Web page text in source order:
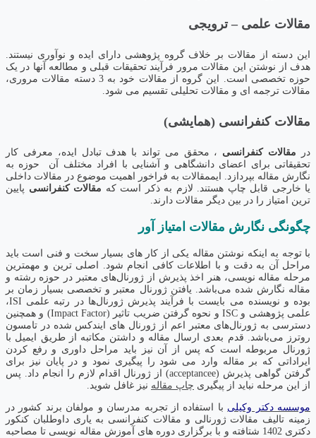
مقالات علمی –ترویجی
این دسته از مقالات بر خلاف گروه پژوهشی دارای ایده و نوآوری نیستند.
هدف از نوشتن این مقالات مرور فرآیند تحقیقات قبلی و مطالعه آنها در یک
حوزه تخصصی است. این گروه از مقالات خود به 3 دسته مقالات مروری،
مقالات ترجمه ای و مقالات تحلیلی تقسیم می شود.
مقالات کنفرانسی (همایشی)
در مقالات کنفرانسی ، محقق می تواند با هدف تبادل ایده، معرفی کار
تحقیقاتی برای اعضای دانشگاهی و آشنایی با افراد مختلف آن حوزه به
نگارش مقاله بپردازد. ایممقالات به فراخور اهمیت موضوع در مقالات داخلی
یا خارجی قابل چاپ هستند. لازم به ذکر است که مقالات کنفرانسی پایین
ترین امتیاز را در بین دیگر مقالات دارند.
چگونگی نگارش مقالات امتیاز آور
با توجه به اینکه نوشتن مقاله یکی از کار های بسیار سخت و فنی است باید
مراحل آن به دقت و با اطلاعات کافی انجام شود. اصلی ترین و مهمترین
مرحله مقاله نویسی، هنر اخذ پذیرش از ژورنال‌های معتبر در حوزه رشته و
مقاله نگارش شده می‌باشد. یافتن ژورنال معتبر و تخصصی بسیار زمان‌ بر
بوده و نویسنده می بایست با فرآیند پذیرش ژورنال‌ها در رتبه علمی ISI،
علمی پژوهشی و ISC و نحوه گرفتن ضریب تاثیر (Impact Factor) و همچنین
دسترسی به ژورنال‌های معتبر اعم از ژورنال های ایندکس شده در تامسون
روترز می‌باشد. قدم بعدی ارسال مقاله و داشتن مکاتبه از طریق ایمیل با
ژورنال مربوطه است که پس از آن نیز باید مراحل داوری و رفع کردن
ایراداتی که بر مقاله وارد می شود را پیگیری نمود و در پایان نیز برای
گرفتن گواهی پذیرش (acceptancee) از ژورنال اقدام لازم را انجام داد. پس
از این مرحله نباید از پیگیری چاپ مقاله نیز غافل شوید.
موسسه دکتر وکیلی با استفاده از تجربه مدرسان و مولفان برند کشور در
زمینه تالیف مقالات ژورنالی و مقالات کنفرانسی به یاری داوطلبان کنکور
دکتری 1402 شتافته و با برگزاری دوره های آموزش مقاله نویسی تا مصاحبه